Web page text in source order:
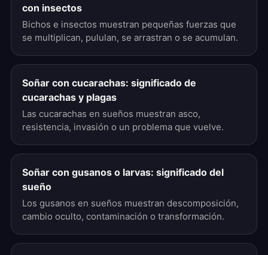
con insectos
Bichos e insectos muestran pequeñas fuerzas que
se multiplican, pululan, se arrastran o se acumulan.
Soñar con cucarachas: significado de
cucarachas y plagas
Las cucarachas en sueños muestran asco,
resistencia, invasión o un problema que vuelve.
Soñar con gusanos o larvas: significado del
sueño
Los gusanos en sueños muestran descomposición,
cambio oculto, contaminación o transformación.